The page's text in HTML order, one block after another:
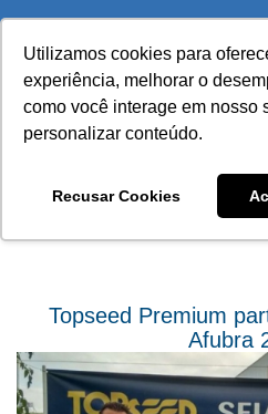
Utilizamos cookies para
experiência, melhorar o
como você interage em nosso
personalizar conteúdo.
Recusar Cookies
Topseed Premium
Afubra